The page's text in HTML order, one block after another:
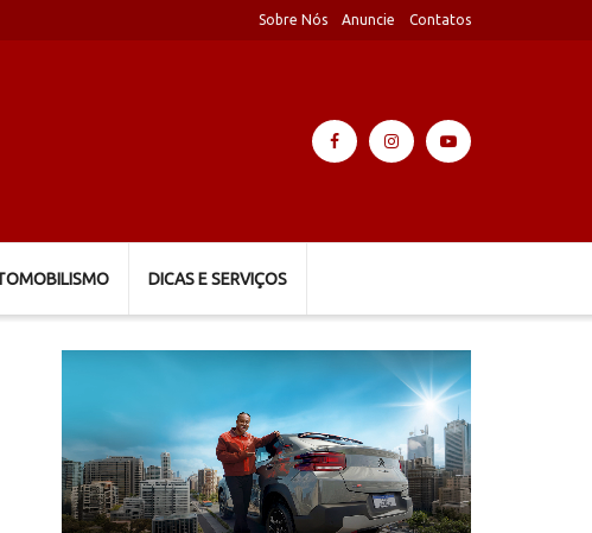
Sobre Nós Anuncie Contatos
DICAS E SERVIÇOS